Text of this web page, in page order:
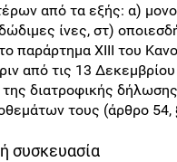
από τα εξής: α)
ίνες, στ)
παράρτημα XIII του
από τις 13
διατροφικής δήλωσης,
τους (άρθρο
συσκευασία